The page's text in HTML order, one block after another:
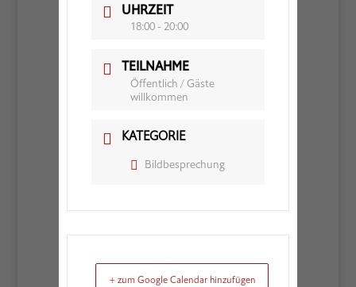
UHRZEIT
18:00 - 20:00
TEILNAHME
Öffentlich / Gäste
willkommen
KATEGORIE
Bildbesprechung
+ zum Google Calendar hinzufügen